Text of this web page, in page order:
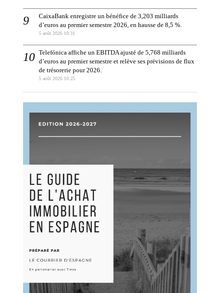
CaixaBank enregistre un bénéfice de 3,203 milliards
d’euros au premier semestre 2026, en hausse de 8,5 %.
5 août 2026 10:31
Telefónica affiche un EBITDA ajusté de 5,768 milliards
d’euros au premier semestre et relève ses prévisions de flux
de trésorerie pour 2026.
5 août 2026 10:25